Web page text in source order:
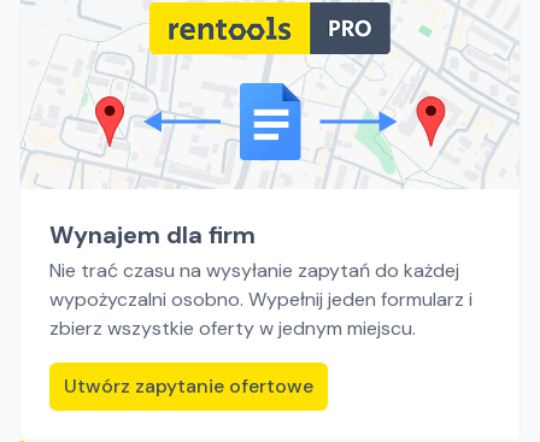
Wynajem dla firm
Nie trać czasu na wysyłanie zapytań do każdej
wypożyczalni osobno. Wypełnij jeden formularz i
zbierz wszystkie oferty w jednym miejscu.
Utwórz zapytanie ofertowe